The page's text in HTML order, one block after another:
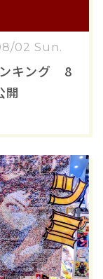
02 Sun.
キング 8
開